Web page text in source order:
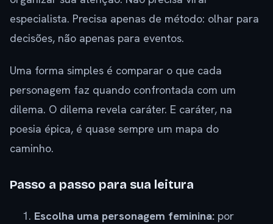
especialista. Precisa apenas de método: olhar para
decisões, não apenas para eventos.
Uma forma simples é comparar o que cada
personagem faz quando confrontada com um
dilema. O dilema revela caráter. E caráter, na
poesia épica, é quase sempre um mapa do
caminho.
Passo a passo para sua leitura
Escolha uma personagem feminina: por